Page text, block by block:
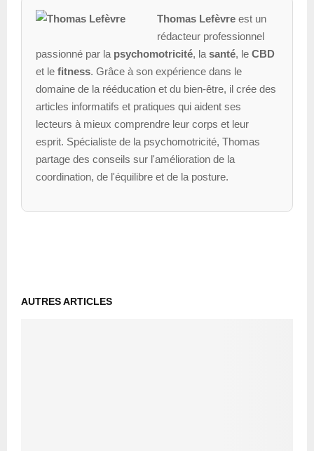
Thomas Lefèvreest un
rédacteur professionnel
passionné par la psychomotricité, la santé, le CBD
et le fitness. Grâce à son expérience dans le
domaine de la rééducation et du bien-être, il crée des
articles informatifs et pratiques qui aident ses
lecteurs à mieux comprendre leur corps et leur
esprit. Spécialiste de la psychomotricité, Thomas
partage des conseils sur l'amélioration de la
coordination, de l'équilibre et de la posture.
AUTRES ARTICLES